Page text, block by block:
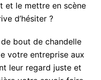
et le mettre en scène
d’hésiter ?
bout de chandelle
votre entreprise aux
leur regard juste et